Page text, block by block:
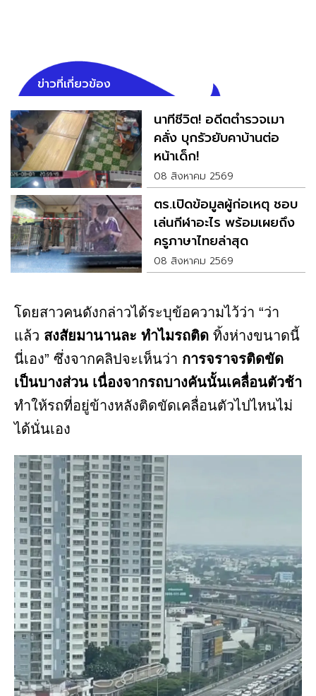
ข่าวที่เกี่ยวข้อง
นาทีชีวิต! อดีตตำรวจเมา
คลั่ง บุกรัวยับคาบ้านต่อ
หน้าเด็ก!
08 สิงหาคม 2569
ตร.เปิดข้อมูลผู้ก่อเหตุ ชอบ
เล่นกีฬาอะไร พร้อมเผยถึง
ครูภาษาไทยล่าสุด
08 สิงหาคม 2569
โดยสาวคนดังกล่าวได้ระบุข้อความไว้ว่า “ว่า
แล้ว สงสัยมานานละ ทำไมรถติด ทิ้งห่างขนาดนี้
นี่เอง” ซึ่งจากคลิปจะเห็นว่า การจราจรติดขัด
เป็นบางส่วน เนื่องจากรถบางคันนั้นเคลื่อนตัวช้า
ทำให้รถที่อยู่ข้างหลังติดขัดเคลื่อนตัวไปไหนไม่
ได้นั่นเอง